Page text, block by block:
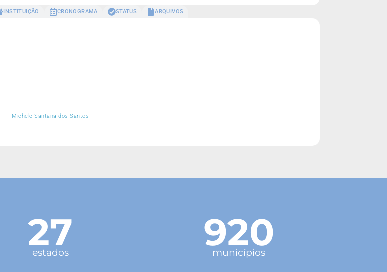
INSTITUIÇÃO CRONOGRAMA STATUS ARQUIVOS
Michele Santana dos Santos
27
estados 920
municípios